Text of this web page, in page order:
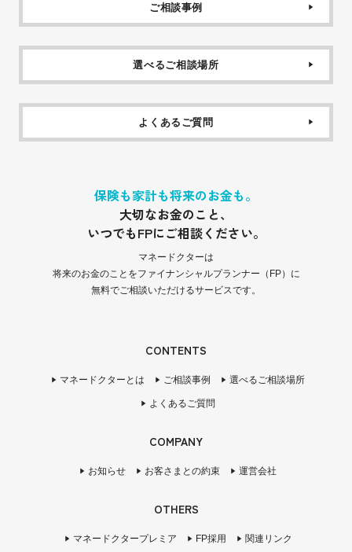
ご相談事例
選べるご相談場所
よくあるご質問
保険も家計も将来のお金も。
大切なお金のこと、
いつでもFPにご相談ください。
マネードクターは
将来のお金のことをファイナンシャルプランナー（FP）に
無料でご相談いただけるサービスです。
CONTENTS
マネードクターとは ご相談事例 選べるご相談場所
よくあるご質問
COMPANY
お知らせ お客さまとの約束 運営会社
OTHERS
マネードクタープレミア FP採用 関連リンク